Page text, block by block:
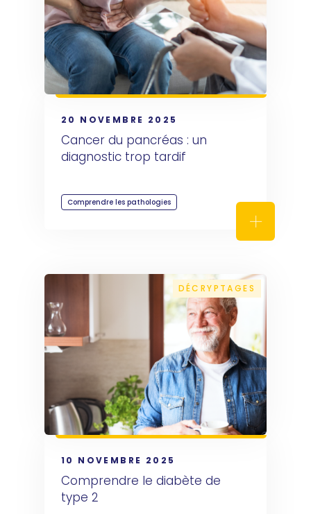
20 NOVEMBRE 2025
Cancer du pancréas : un
diagnostic trop tardif
Comprendre les pathologies
Cancer
DÉCRYPTAGES
10 NOVEMBRE 2025
Comprendre le diabète de
type 2